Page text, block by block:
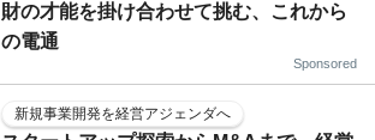
財の才能を掛け合わせて挑む、これから
の電通
Sponsored
新規事業開発を経営アジェンダへ